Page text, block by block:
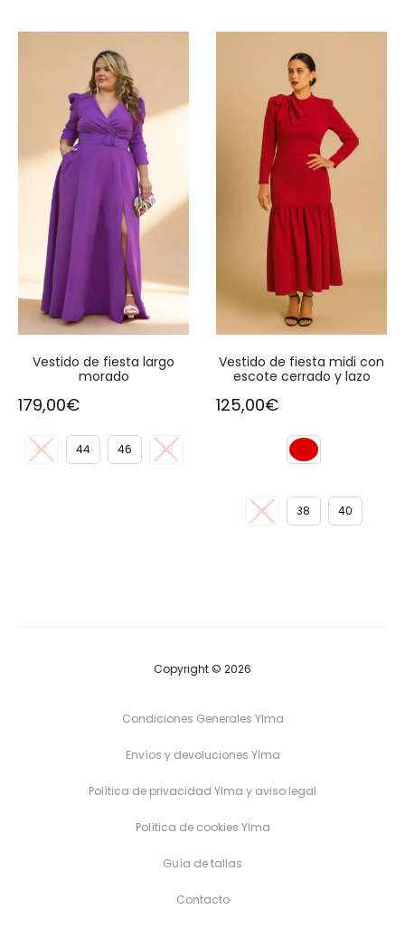
Vestido de fiesta largo
morado
179,00€
42 44 46 48
Vestido de fiesta midi con
escote cerrado y lazo
125,00€
36 38 40
Copyright © 2026
Condiciones Generales Ylma
Envíos y devoluciones Ylma
Política de privacidad Ylma y aviso legal
Política de cookies Ylma
Guía de tallas
Contacto